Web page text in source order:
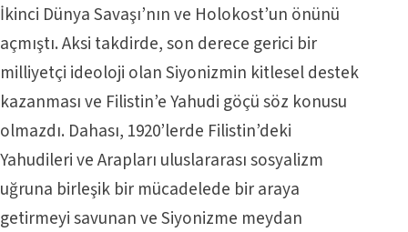
İkinci Dünya Savaşı’nın ve Holokost’un önünü
açmıştı. Aksi takdirde, son derece gerici bir
milliyetçi ideoloji olan Siyonizmin kitlesel destek
kazanması ve Filistin’e Yahudi göçü söz konusu
olmazdı. Dahası, 1920’lerde Filistin’deki
Yahudileri ve Arapları uluslararası sosyalizm
uğruna birleşik bir mücadelede bir araya
getirmeyi savunan ve Siyonizme meydan